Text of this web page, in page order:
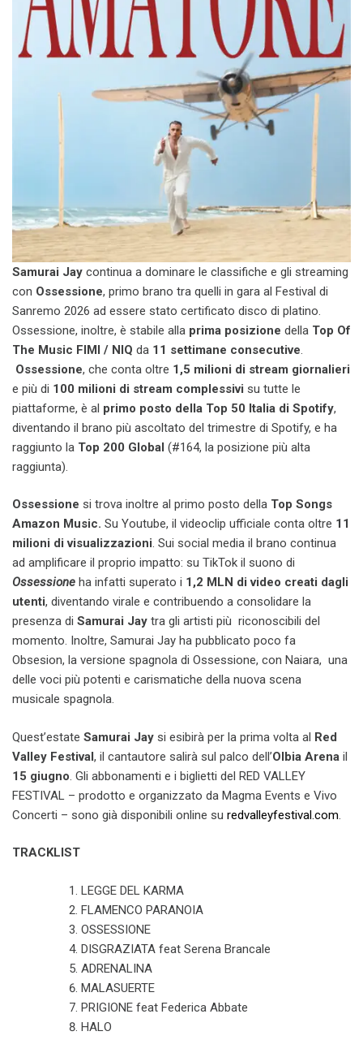
Samurai Jay continua a dominare le classifiche e gli streaming
con Ossessione, primo brano tra quelli in gara al Festival di
Sanremo 2026 ad essere stato certificato disco di platino.
Ossessione, inoltre, è stabile alla prima posizione della Top Of
The Music FIMI / NIQ da 11 settimane consecutive.
Ossessione, che conta oltre 1,5 milioni di stream giornalieri
e più di 100 milioni di stream complessivi su tutte le
piattaforme, è al primo posto della Top 50 Italia di Spotify,
diventando il brano più ascoltato del trimestre di Spotify, e ha
raggiunto la Top 200 Global (#164, la posizione più alta
raggiunta).
Ossessione si trova inoltre al primo posto della Top Songs
Amazon Music. Su Youtube, il videoclip ufficiale conta oltre 11
milioni di visualizzazioni. Sui social media il brano continua
ad amplificare il proprio impatto: su TikTok il suono di
Ossessione ha infatti superato i 1,2 MLN di video creati dagli
utenti, diventando virale e contribuendo a consolidare la
presenza di Samurai Jay tra gli artisti più riconoscibili del
momento. Inoltre, Samurai Jay ha pubblicato poco fa
Obsesion, la versione spagnola di Ossessione, con Naiara, una
delle voci più potenti e carismatiche della nuova scena
musicale spagnola.
Quest’estate Samurai Jay si esibirà per la prima volta al Red
Valley Festival, il cantautore salirà sul palco dell’Olbia Arena il
15 giugno. Gli abbonamenti e i biglietti del RED VALLEY
FESTIVAL – prodotto e organizzato da Magma Events e Vivo
Concerti – sono già disponibili online su redvalleyfestival.com.
TRACKLIST
LEGGE DEL KARMA
FLAMENCO PARANOIA
OSSESSIONE
DISGRAZIATA feat Serena Brancale
ADRENALINA
MALASUERTE
PRIGIONE feat Federica Abbate
HALO